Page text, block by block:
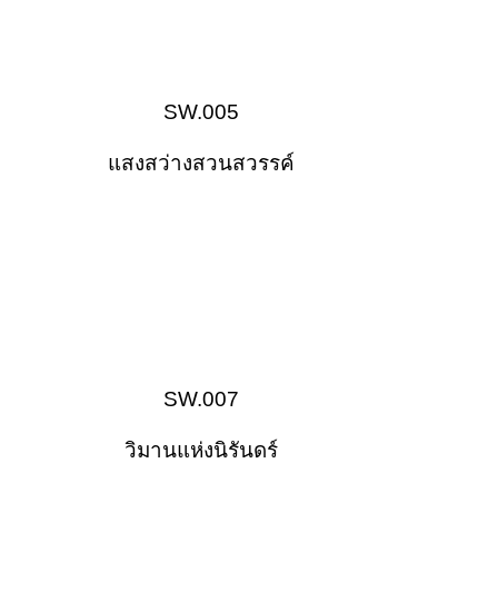
SW.005
แสงสว่างสวนสวรรค์
SW.007
วิมานแห่งนิรันดร์